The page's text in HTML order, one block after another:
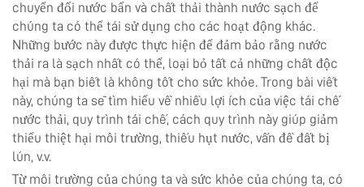
chuyển đổi nước bẩn và chất thải thành nước sạch để
chúng ta có thể tái sử dụng cho các hoạt động khác.
Những bước này được thực hiện để đảm bảo rằng nước
thải ra là sạch nhất có thể, loại bỏ tất cả những chất độc
hại mà bạn biết là không tốt cho sức khỏe. Trong bài viết
này, chúng ta sẽ tìm hiểu về nhiều lợi ích của việc tái chế
nước thải, quy trình tái chế, cách quy trình này giúp giảm
thiểu thiệt hại môi trường, thiếu hụt nước, vấn đề đất bị
lún, v.v.
Từ môi trường của chúng ta và sức khỏe của chúng ta, có